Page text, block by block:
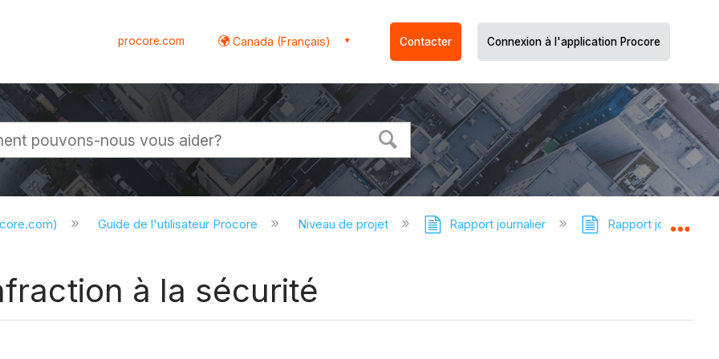
procore.com Canada (Français) Contacter Connexion à l'application Procore
Guide de l'utilisateur Procore Niveau de projet Rapport journalier Rapport journalier -
à la sécurité